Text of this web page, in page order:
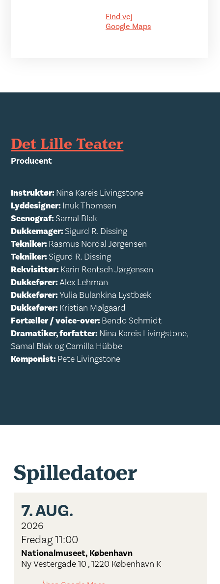
Find vej
Google Maps
Det Lille Teater
Producent
Instruktør: Nina Kareis Livingstone
Lyddesigner: Inuk Thomsen
Scenograf:Samal Blak
Dukkemager:Sigurd R. Dissing
Tekniker: Rasmus Nordal Jørgensen
Tekniker:Sigurd R. Dissing
Rekvisittør: Karin Rentsch Jørgensen
Dukkefører:Alex Lehman
Dukkefører:Yulia Bulankina Lystbæk
Dukkefører: Kristian Mølgaard
Fortæller / voice-over: Bendo Schmidt
Dramatiker, forfatter: Nina Kareis Livingstone,
Samal Blak og Camilla Hübbe
Komponist: Pete Livingstone
Spilledatoer
7.AUG.
2026
Fredag 11:00
Nationalmuseet, København
Ny Vestergade 10 , 1220 København K